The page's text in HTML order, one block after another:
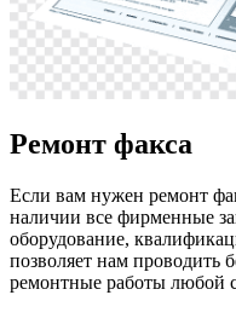
бензорезов
бензорезов
беспроводных
беспроводных
бетоноломов
безменов
биговщиков
блендеров
блинниц
блоков
блоков
блоков
Ремонт факса
Если вам нужен ремонт
наличии все фирменные
оборудование,
позволяет нам проводить
ремонтные работы любой